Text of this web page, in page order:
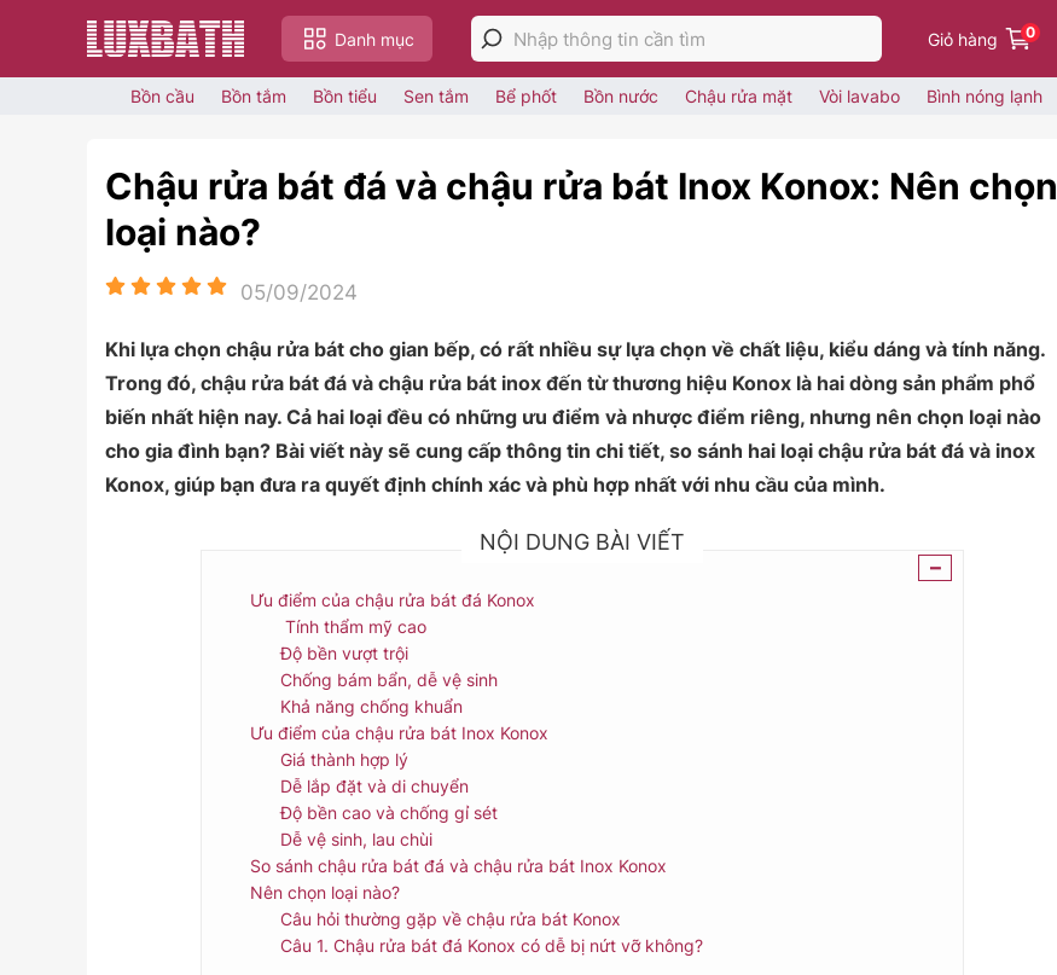
Danh mục Giỏ hàng 0
Bồn cầu Bồn tắm Bồn tiểu Sen tắm Bể phốt Bồn nước Chậu rửa mặt Vòi lavabo Bình nóng lạnh
Chậu rửa bát đá và chậu rửa bát Inox Konox: Nên chọn
loại nào?
05/09/2024
Khi lựa chọn chậu rửa bát cho gian bếp, có rất nhiều sự lựa chọn về chất liệu, kiểu dáng và tính năng.
Trong đó, chậu rửa bát đá và chậu rửa bát inox đến từ thương hiệu Konox là hai dòng sản phẩm phổ
biến nhất hiện nay. Cả hai loại đều có những ưu điểm và nhược điểm riêng, nhưng nên chọn loại nào
cho gia đình bạn? Bài viết này sẽ cung cấp thông tin chi tiết, so sánh hai loại chậu rửa bát đá và inox
Konox, giúp bạn đưa ra quyết định chính xác và phù hợp nhất với nhu cầu của mình.
-
NỘI DUNG BÀI VIẾT
Ưu điểm của chậu rửa bát đá Konox
Tính thẩm mỹ cao
Độ bền vượt trội
Chống bám bẩn, dễ vệ sinh
Khả năng chống khuẩn
Ưu điểm của chậu rửa bát Inox Konox
Giá thành hợp lý
Dễ lắp đặt và di chuyển
Độ bền cao và chống gỉ sét
Dễ vệ sinh, lau chùi
So sánh chậu rửa bát đá và chậu rửa bát Inox Konox
Nên chọn loại nào?
Câu hỏi thường gặp về chậu rửa bát Konox
Câu 1. Chậu rửa bát đá Konox có dễ bị nứt vỡ không?